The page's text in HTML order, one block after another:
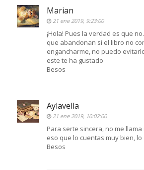
Marian
21 ene 2019, 9:23:00
¡Hola! Pues la verdad es que
que abandonan si el libro no
engancharme, no puedo
este te ha gustado
Besos
Aylavella
21 ene 2019, 10:02:00
Para serte sincera, no me
eso que lo cuentas muy bien,
Besos